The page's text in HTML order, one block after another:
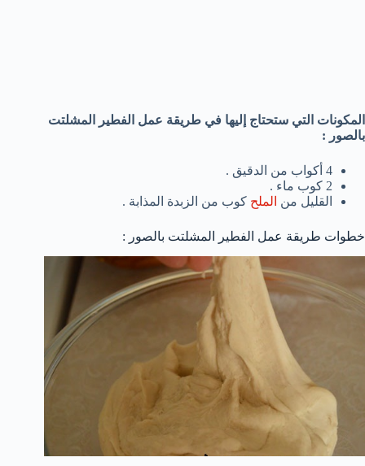
المكونات التي ستحتاج إليها في طريقة عمل الفطير المشلتت
بالصور :
4 أكواب من الدقيق .
2 كوب ماء .
القليل من الملح كوب من الزبدة المذابة .
خطوات طريقة عمل الفطير المشلتت بالصور :